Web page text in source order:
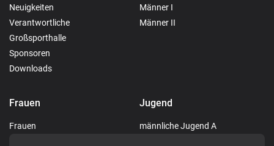
Neuigkeiten
Verantwortliche
Großsporthalle
Sponsoren
Downloads
Männer I
Männer II
Frauen
Frauen
Jugend
männliche Jugend A